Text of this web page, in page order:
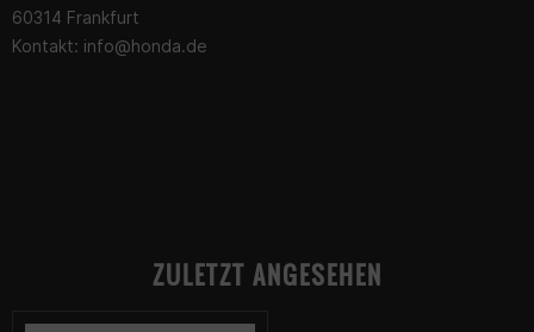
60314 Frankfurt
Kontakt: info@honda.de
ZULETZT ANGESEHEN